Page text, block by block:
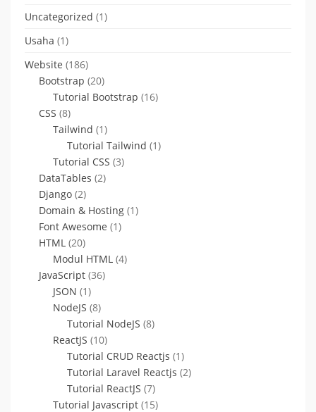
Uncategorized (1)
Usaha (1)
Website (186)
Bootstrap (20)
Tutorial Bootstrap (16)
CSS (8)
Tailwind (1)
Tutorial Tailwind (1)
Tutorial CSS (3)
DataTables (2)
Django (2)
Domain & Hosting (1)
Font Awesome (1)
HTML (20)
Modul HTML (4)
JavaScript (36)
JSON (1)
NodeJS (8)
Tutorial NodeJS (8)
ReactJS (10)
Tutorial CRUD Reactjs (1)
Tutorial Laravel Reactjs (2)
Tutorial ReactJS (7)
Tutorial Javascript (15)